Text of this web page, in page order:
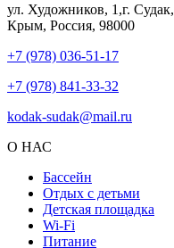
ул. Художников, 1,г. Судак,
Крым, Россия, 98000
+7 (978) 036-51-17
+7 (978) 841-33-32
kodak-sudak@mail.ru
О НАС
Бассейн
Отдых с детьми
Детская площадка
Wi-Fi
Питание